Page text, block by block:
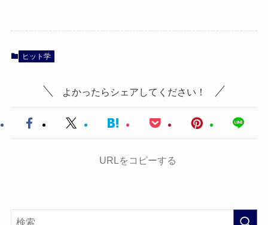
ヒット学
よかったらシェアしてください！
URLをコピーする